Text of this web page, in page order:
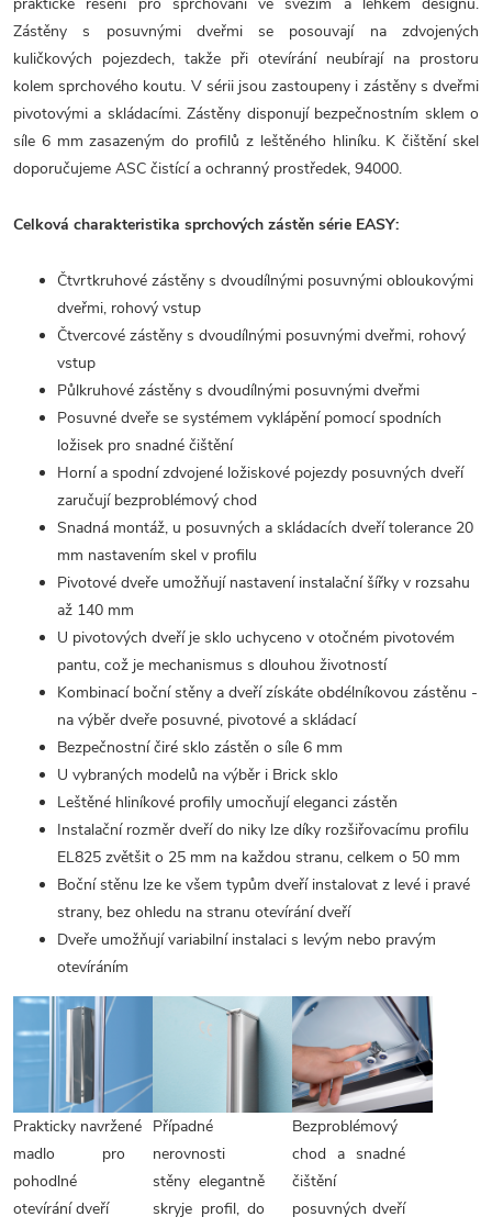
Zástěny s posuvnými dveřmi se posouvají na zdvojených
kuličkových pojezdech, takže při otevírání neubírají na prostoru
kolem sprchového koutu. V sérii jsou zastoupeny i zástěny s dveřmi
pivotovými a skládacími. Zástěny disponují bezpečnostním sklem o
síle 6 mm zasazeným do profilů z leštěného hliníku. K čištění skel
doporučujeme ASC čistící a ochranný prostředek, 94000.
Celková charakteristika sprchových zástěn série EASY:
Čtvrtkruhové zástěny s dvoudílnými posuvnými obloukovými
dveřmi, rohový vstup
Čtvercové zástěny s dvoudílnými posuvnými dveřmi, rohový
vstup
Půlkruhové zástěny s dvoudílnými posuvnými dveřmi
Posuvné dveře se systémem vyklápění pomocí spodních
ložisek pro snadné čištění
Horní a spodní zdvojené ložiskové pojezdy posuvných dveří
zaručují bezproblémový chod
Snadná montáž, u posuvných a skládacích dveří tolerance 20
mm nastavením skel v profilu
Pivotové dveře umožňují nastavení instalační šířky v rozsahu
až 140 mm
U pivotových dveří je sklo uchyceno v otočném pivotovém
pantu, což je mechanismus s dlouhou životností
Kombinací boční stěny a dveří získáte obdélníkovou zástěnu -
na výběr dveře posuvné, pivotové a skládací
Bezpečnostní čiré sklo zástěn o síle 6 mm
U vybraných modelů na výběr i Brick sklo
Leštěné hliníkové profily umocňují eleganci zástěn
Instalační rozměr dveří do niky lze díky rozšiřovacímu profilu
EL825 zvětšit o 25 mm na každou stranu, celkem o 50 mm
Boční stěnu lze ke všem typům dveří instalovat z levé i pravé
strany, bez ohledu na stranu otevírání dveří
Dveře umožňují variabilní instalaci s levým nebo pravým
otevíráním
Prakticky navržené
madlo pro
pohodlné
otevírání dveří
Případné
nerovnosti
stěny elegantně
skryje profil, do
Bezproblémový
chod a snadné
čištění
posuvných dveří